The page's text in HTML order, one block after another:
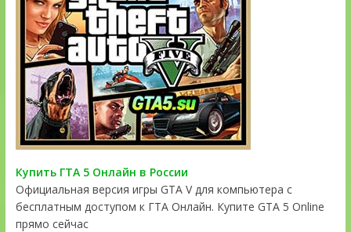
Купить ГТА 5 Онлайн в России
Официальная версия игры GTA V для компьютера с
бесплатным доступом к ГТА Онлайн. Купите GTA 5 Online
прямо сейчас